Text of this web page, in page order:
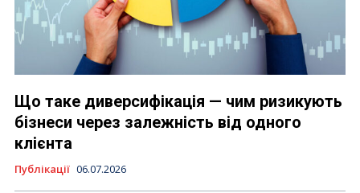
Що таке диверсифікація — чим ризикують
бізнеси через залежність від одного
клієнта
Публікації 06.07.2026